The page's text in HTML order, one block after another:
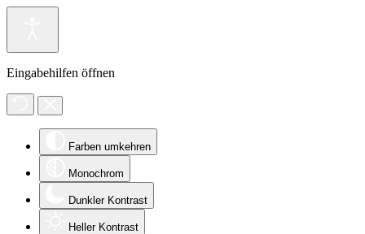
Eingabehilfen öffnen
Farben umkehren
Monochrom
Dunkler Kontrast
Heller Kontrast